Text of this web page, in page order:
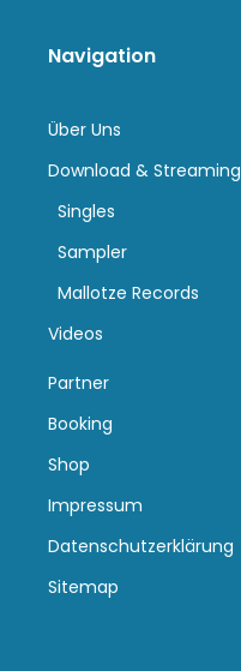
Navigation
Über Uns
Download & Streaming
Singles
Sampler
Mallotze Records
Videos
Partner
Booking
Shop
Impressum
Datenschutzerklärung
Sitemap